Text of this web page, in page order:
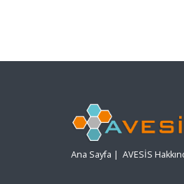
Ana Sayfa | AVESİS